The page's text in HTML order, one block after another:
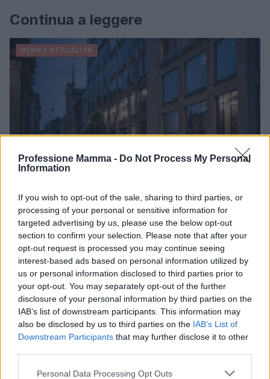
Professione Mamma - Do Not Process My Personal
Information
If you wish to opt-out of the sale, sharing to third parties, or
processing of your personal or sensitive information for
targeted advertising by us, please use the below opt-out
section to confirm your selection. Please note that after your
opt-out request is processed you may continue seeing
interest-based ads based on personal information utilized by
us or personal information disclosed to third parties prior to
your opt-out. You may separately opt-out of the further
disclosure of your personal information by third parties on the
IAB’s list of downstream participants. This information may
also be disclosed by us to third parties on the IAB’s List of
Downstream Participants that may further disclose it to other
Please note that this website/app uses one or more Google
Personal Data Processing Opt Outs
Continua a leggere
NEWS E ATTUALITÀ
ICA Milano presenta mostre, concerti e letture per
l’autunno 2026
Matteo Pellegrino · 6 Ago 2026
NEWS E ATTUALITÀ